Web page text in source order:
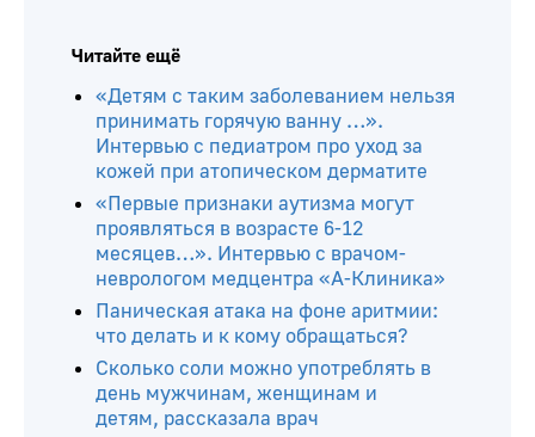
Читайте ещё
«Детям с таким заболеванием нельзя
принимать горячую ванну …».
Интервью с педиатром про уход за
кожей при атопическом дерматите
«Первые признаки аутизма могут
проявляться в возрасте 6-12
месяцев…». Интервью с врачом-
неврологом медцентра «А-Клиника»
Паническая атака на фоне аритмии:
что делать и к кому обращаться?
Сколько соли можно употреблять в
день мужчинам, женщинам и
детям, рассказала врач